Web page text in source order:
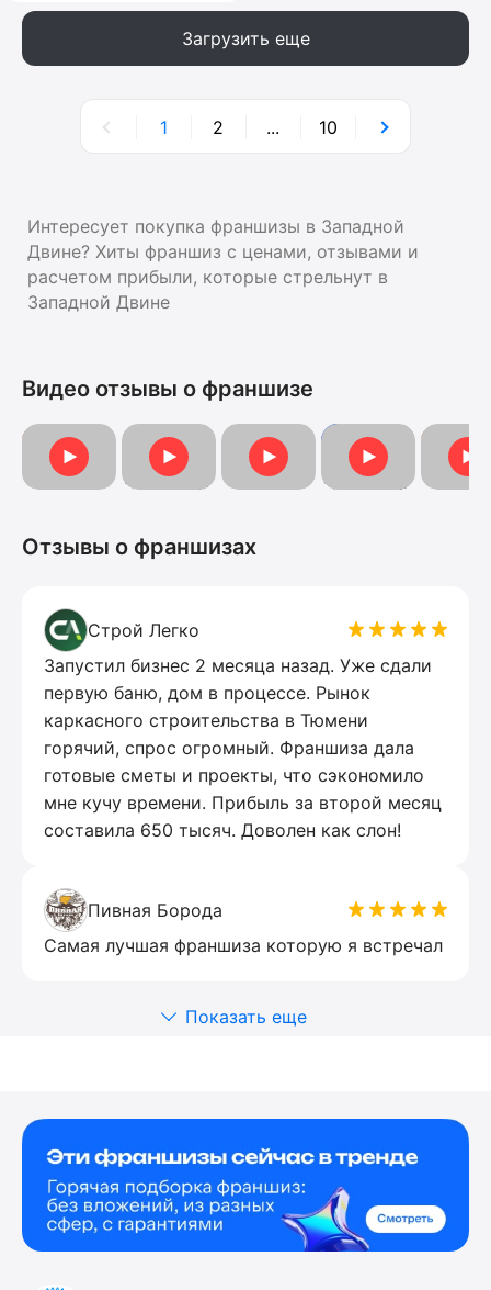
Загрузить еще
1 2 ... 10
Интересует покупка франшизы в Западной
Двине? Хиты франшиз с ценами, отзывами и
расчетом прибыли, которые стрельнут в
Западной Двине
Видео отзывы о франшизе
Видеоотзыв от Анны
Отзыв о франшизе
Видеоотзыв
Видеоотзыв
Отзывы о франшизах
Строй Легко
Запустил бизнес 2 месяца назад. Уже сдали
первую баню, дом в процессе. Рынок
каркасного строительства в Тюмени
горячий, спрос огромный. Франшиза дала
готовые сметы и проекты, что сэкономило
мне кучу времени. Прибыль за второй месяц
составила 650 тысяч. Доволен как слон!
Пивная Борода
Самая лучшая франшиза которую я встречал
Показать еще